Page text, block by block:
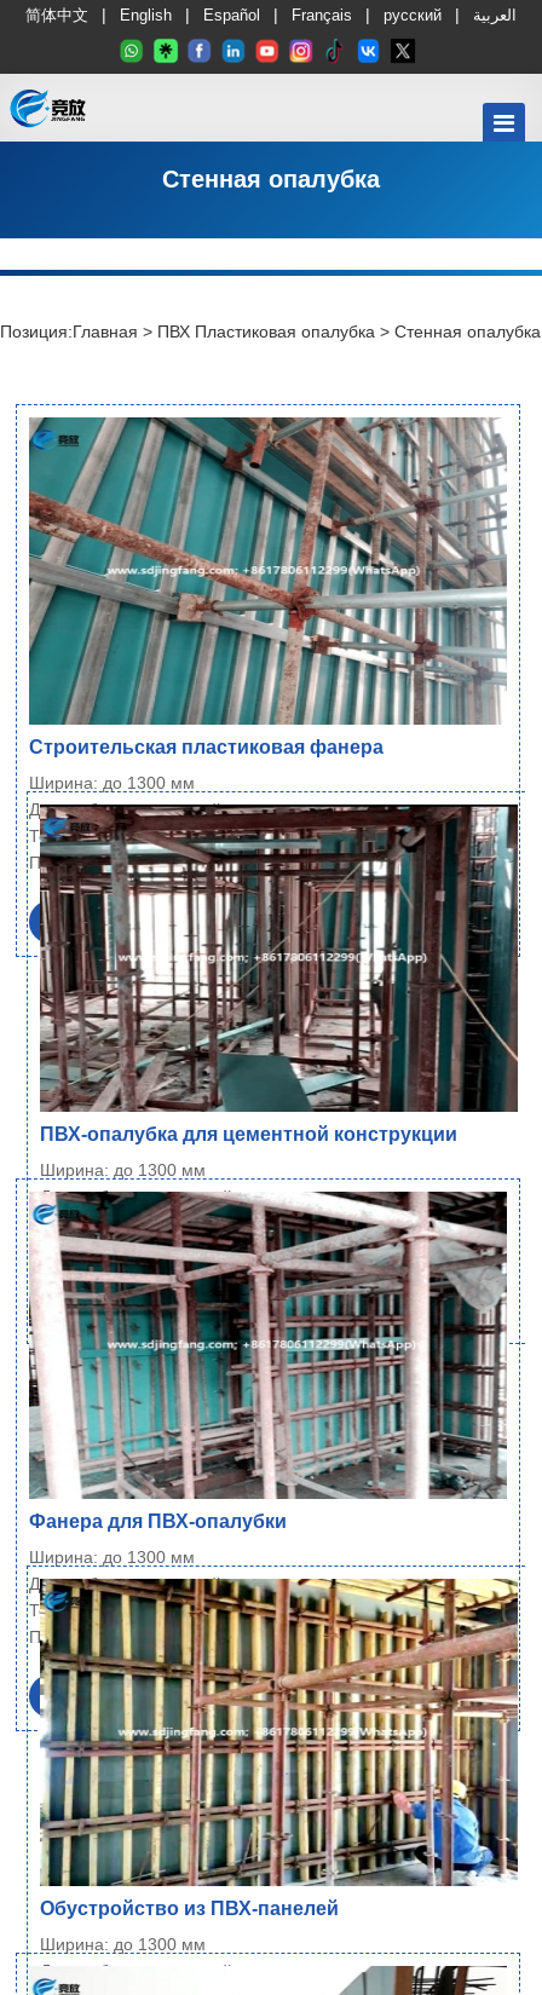
简体中文 | English | Español | Français | русский | العربية
Стенная опалубка
Позиция:Главная > ПВХ Пластиковая опалубка > Стенная опалубка
Строительская пластиковая фанера
Ширина: до 1300 мм
Длина: без ограничений
Толщина: 6~21 мм
Плотность: 700 кг/м³±1% (стандарт), и 600…
Читать далее
ПВХ-опалубка для цементной конструкции
Ширина: до 1300 мм
Длина: без ограничений
Толщина: 6~21 мм
Плотность: 700 кг/м³±1% (стандарт), и 600…
Читать далее
Фанера для ПВХ-опалубки
Ширина: до 1300 мм
Длина: без ограничений
Толщина: 6~21 мм
Плотность: 700 кг/м³±1% (стандарт), и 600…
Читать далее
Обустройство из ПВХ-панелей
Ширина: до 1300 мм
Длина: без ограничений